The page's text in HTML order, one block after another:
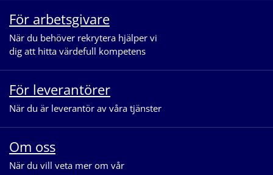
För arbetsgivare
När du behöver rekrytera hjälper vi
dig att hitta värdefull kompetens
För leverantörer
När du är leverantör av våra tjänster
Om oss
När du vill veta mer om vår